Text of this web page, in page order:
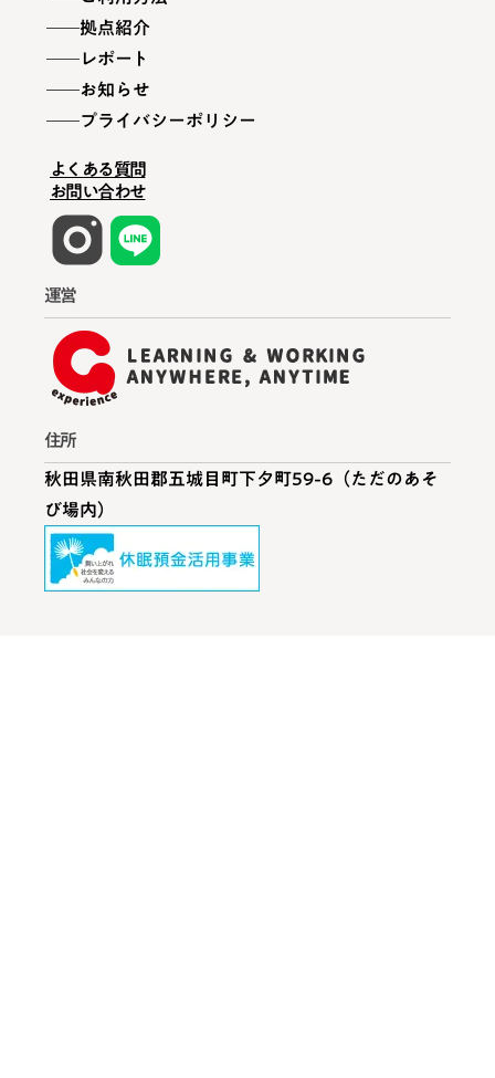
拠点紹介
レポート
お知らせ
プライバシーポリシー
よくある質問
お問い合わせ
運営
住所
秋田県南秋田郡五城目町下夕町59-6（ただのあそ
び場内）